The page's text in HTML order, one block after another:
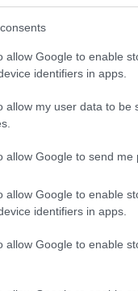
allow Google to enable
identifiers in apps.
allow my user data to be
allow Google to send me
allow Google to enable
identifiers in apps.
allow Google to enable
szemben, mint
ki az utcára és
a Kádár-
él.
Broz Tito egykori
Moszkvában 4-5
A magyar
mint Rákosi
jóképű,
a hatalommal való
Márta a